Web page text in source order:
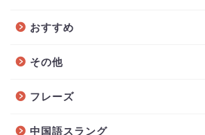
おすすめ
その他
フレーズ
中国語スラング